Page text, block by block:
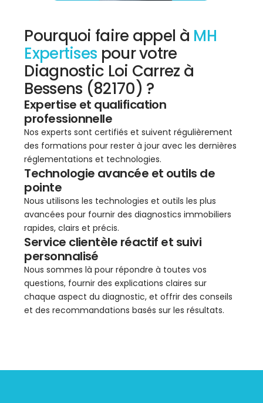
Pourquoi faire appel à MH
Expertises pour votre
Diagnostic Loi Carrez à
Bessens (82170) ?
Expertise et qualification
professionnelle
Nos experts sont certifiés et suivent régulièrement
des formations pour rester à jour avec les dernières
réglementations et technologies.
Technologie avancée et outils de
pointe
Nous utilisons les technologies et outils les plus
avancées pour fournir des diagnostics immobiliers
rapides, clairs et précis.
Service clientèle réactif et suivi
personnalisé
Nous sommes là pour répondre à toutes vos
questions, fournir des explications claires sur
chaque aspect du diagnostic, et offrir des conseils
et des recommandations basés sur les résultats.